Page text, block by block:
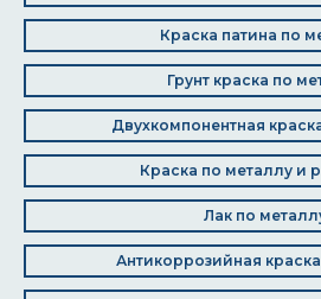
Краска патина по
Грунт краска по
Двухкомпонентная
Краска по металлу и
Лак по
Антикоррозийная